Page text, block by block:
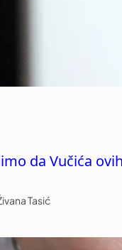
da Vučića
Tasić